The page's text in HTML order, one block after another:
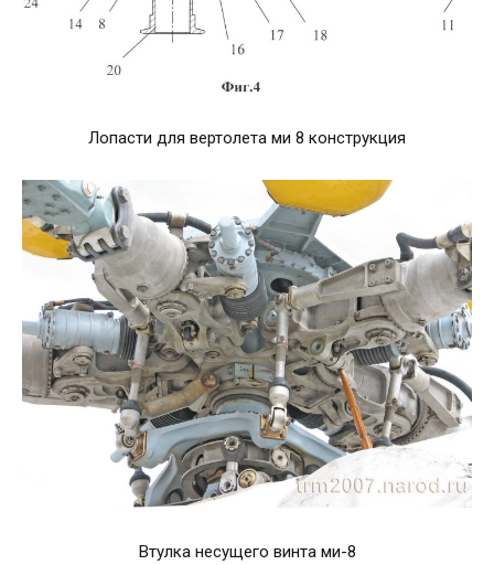
Лопасти для вертолета ми 8 конструкция
Втулка несущего винта ми-8